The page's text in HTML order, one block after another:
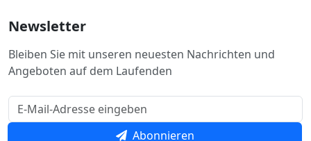
Newsletter
Bleiben Sie mit unseren neuesten Nachrichten und
Angeboten auf dem Laufenden
Abonnieren